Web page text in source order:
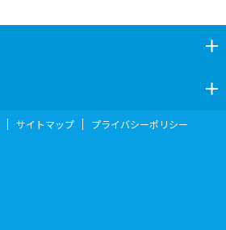
サイトマップ プライバシーポリシー